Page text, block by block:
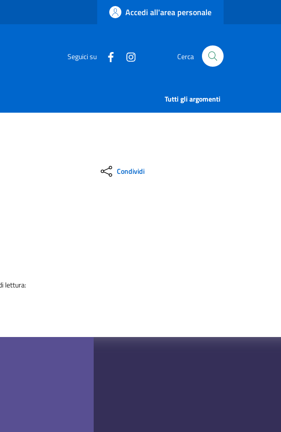
Accedi all'area personale
Seguici su Cerca
Tutti gli argomenti
lettura:
Condividi